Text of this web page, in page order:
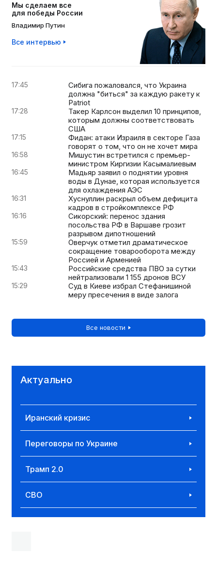
Мы сделаем все
для победы России
Владимир Путин
Все интервью
17:45
Сибига пожаловался, что Украина
должна "биться" за каждую ракету к
Patriot
17:28
Такер Карлсон выделил 10 принципов,
которым должны соответствовать
США
17:15
Фидан: атаки Израиля в секторе Газа
говорят о том, что он не хочет мира
16:58
Мишустин встретился с премьер-
министром Киргизии Касымалиевым
16:45
Мадьяр заявил о поднятии уровня
воды в Дунае, которая используется
для охлаждения АЭС
16:31
Хуснуллин раскрыл объем дефицита
кадров в стройкомплексе РФ
16:16
Сикорский: перенос здания
посольства РФ в Варшаве грозит
разрывом дипотношений
15:59
Оверчук отметил драматическое
сокращение товарооборота между
Россией и Арменией
15:43
Российские средства ПВО за сутки
нейтрализовали 1 155 дронов ВСУ
15:29
Суд в Киеве избрал Стефанишиной
меру пресечения в виде залога
Все новости
Актуально
Иранский кризис
Переговоры по Украине
Трамп 2.0
СВО